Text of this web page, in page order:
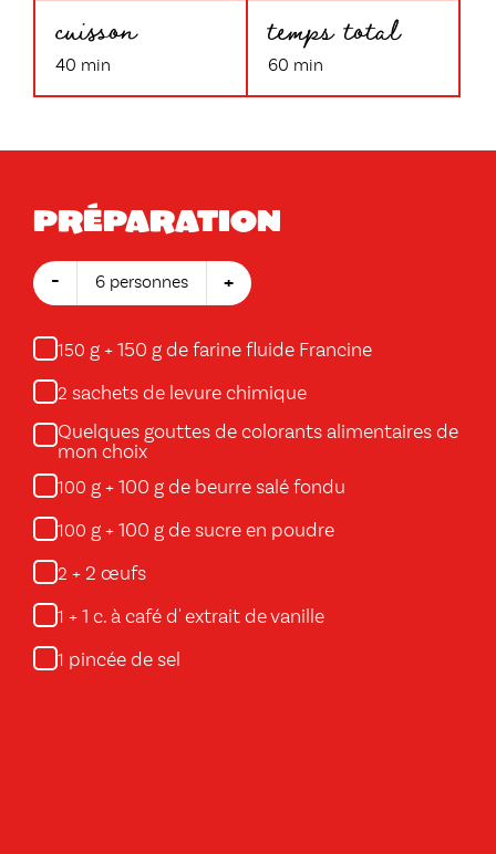
cuisson
40 min
temps total
60 min
Préparation
- 6 personnes +
150 g + 150 g de farine fluide Francine
2 sachets de levure chimique
Quelques gouttes de colorants alimentaires de
mon choix
100 g + 100 g de beurre salé fondu
100 g + 100 g de sucre en poudre
2 + 2 œufs
1 + 1 c. à café d' extrait de vanille
1 pincée de sel